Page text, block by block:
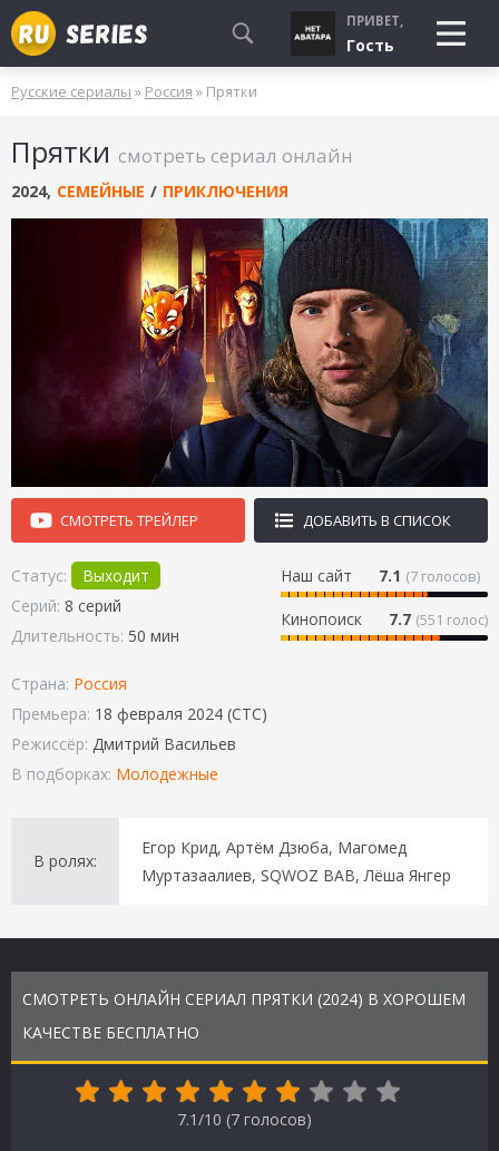
СМОТРЮ
БУДУ СМОТРЕТЬ
УЖЕ СМОТРЕЛ
ПРИВЕТ,
Гость
Русские сериалы » Россия » Прятки
Прятки смотреть сериал онлайн
2024, СЕМЕЙНЫЕ / ПРИКЛЮЧЕНИЯ
СМОТРЕТЬ ТРЕЙЛЕР ДОБАВИТЬ В СПИСОК
Наш сайт 7.1 (7 голосов)
Кинопоиск 7.7 (551 голос)
Статус:
Выходит
Серий: 8 серий
Длительность: 50 мин
Страна: Россия
Премьера: 18 февраля 2024 (СТС)
Режиссёр: Дмитрий Васильев
В подборках: Молодежные
В ролях:
Егор Крид, Артём Дзюба, Магомед
Муртазаалиев, SQWOZ BAB, Лёша Янгер
СМОТРЕТЬ ОНЛАЙН СЕРИАЛ ПРЯТКИ (2024) В ХОРОШЕМ
КАЧЕСТВЕ БЕСПЛАТНО
7.1/10 (7голосов)